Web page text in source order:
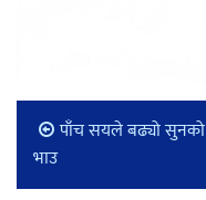
पाँच सयले बढ्यो सुनको
भाउ